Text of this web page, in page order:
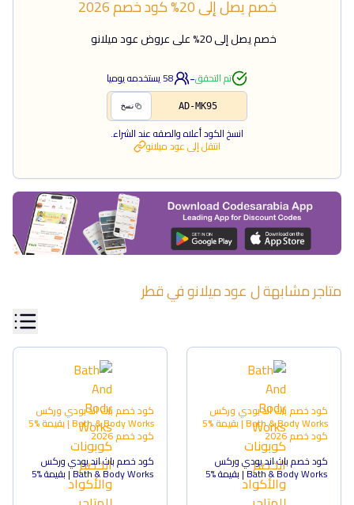
خصم يصل إلى 20% كود خصم2026
خصم يصل إلى 20% على عروض عود ميلانو
تم التحقق-
58يستخدمه يوميا
AD-MK95 نسخ
انسخ الكود أعلاه والصقه عند الشراء.
انتقل إلىعود ميلانو
متاجر مشابهة لعود ميلانوفيقطر
كود خصم باث اند بودي وركس
Bath & Body Works | بقيمة %5
كود خصم2026
كود خصم باث اند بودي وركس
Bath & Body Works | بقيمة %5
كود خصم باث اند بودي وركس
Bath & Body Works | بقيمة %5
كود خصم2026
كود خصم باث اند بودي وركس
Bath & Body Works | بقيمة %5